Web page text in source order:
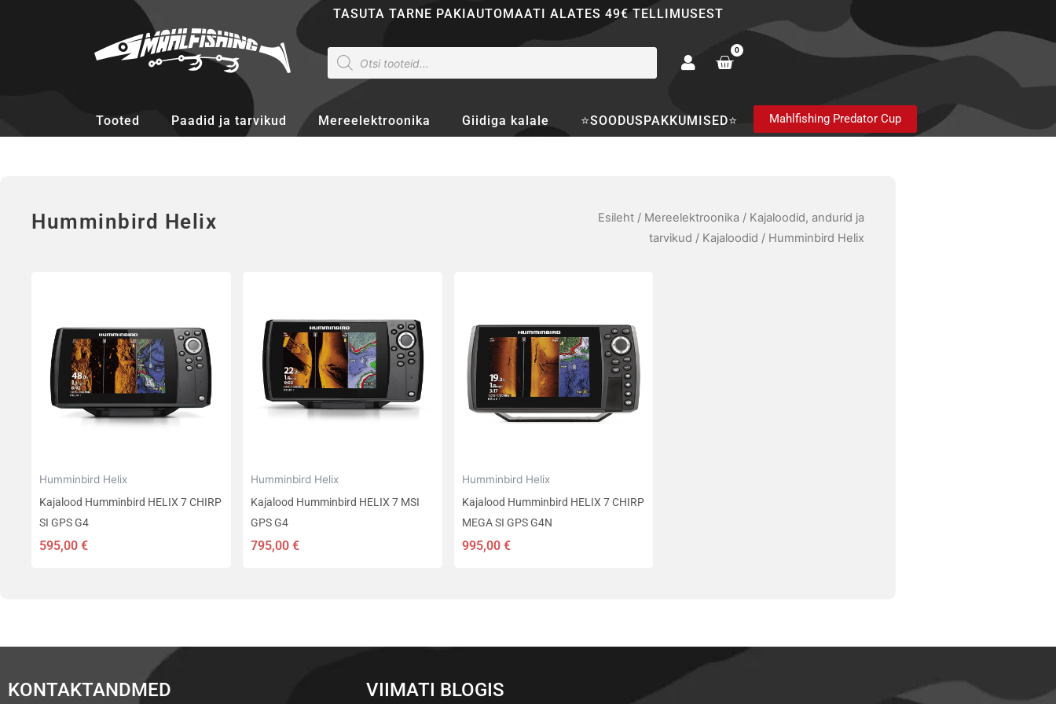
TASUTA TARNE PAKIAUTOMAATI ALATES 49€ TELLIMUSEST
Products
search
0
Cart
Tooted Paadid ja tarvikud Mereelektroonika Giidiga kalale ⭐SOODUSPAKKUMISED⭐ Mahlfishing Predator Cup
Humminbird Helix Esileht / Mereelektroonika / Kajaloodid, andurid ja
tarvikud / Kajaloodid / Humminbird Helix
Humminbird Helix
Kajalood Humminbird HELIX 7 CHIRP
SI GPS G4
595,00 €
Humminbird Helix
Kajalood Humminbird HELIX 7 MSI
GPS G4
795,00 €
Humminbird Helix
Kajalood Humminbird HELIX 7 CHIRP
MEGA SI GPS G4N
995,00 €
KONTAKTANDMED VIIMATI BLOGIS